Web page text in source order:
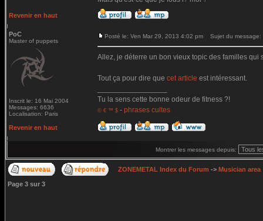
Revenir en haut
PoC
Master of puppets
Inscrit le: 16 Mai 2004
Messages: 6636
Localisation: Paris
Posté le: Ven Mar 29, 2013 4:02 pm Sujet du message:
Allez, je déterre un bon vieux topic des familles
Tout ça pour dire que cet article est intéressant.
Tu la sens cette bonne odeur de fitness ?!
© € ™ $ - phrases cultes
Revenir en haut
Montrer les messages depuis:
ZONEMETAL Index du Forum -> Musician area
Page 3 sur 3